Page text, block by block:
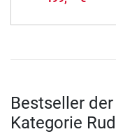
Bestseller
Kategorie